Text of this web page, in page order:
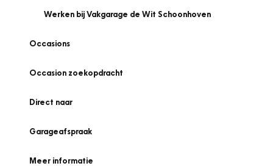
Werken bij Vakgarage de Wit Schoonhoven
Occasions
Occasion zoekopdracht
Direct naar
Garageafspraak
Meer informatie